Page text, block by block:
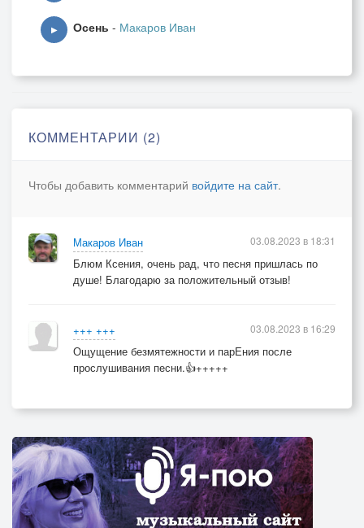
▶ Осень - Макаров Иван
КОММЕНТАРИИ (2)
Чтобы добавить комментарий войдите на сайт.
Макаров Иван
Блюм Ксения, очень рад, что песня пришлась по
душе! Благодарю за положительный отзыв!
03.08.2023 в 18:31
+++ +++
Ощущение безмятежности и парЕния после
прослушивания песни.👍+++++
03.08.2023 в 16:29